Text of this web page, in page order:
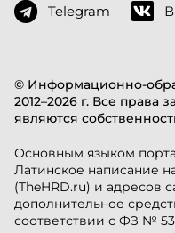
© Информационно-
2012–2026 г. Все
являются
Основным языком
Латинское написание
(TheHRD.ru) и адресов
дополнительное
соответствии с ФЗ №
Telegram